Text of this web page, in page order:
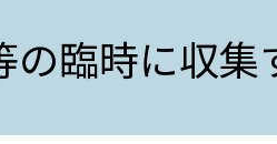
臨時に収集